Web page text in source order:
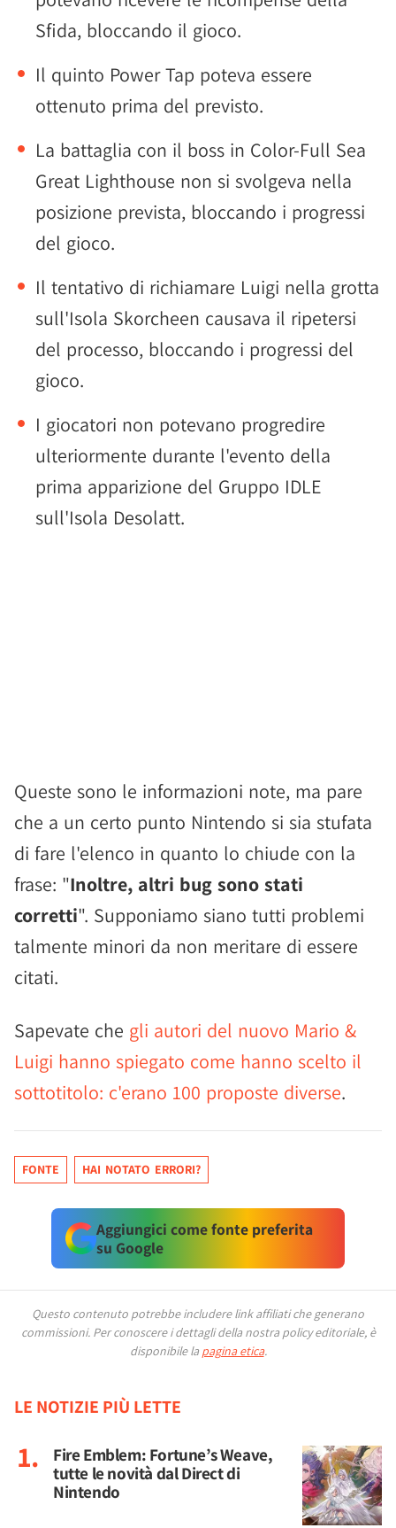
Sfida, bloccando il gioco.
Il quinto Power Tap poteva essere
ottenuto prima del previsto.
La battaglia con il boss in Color-Full Sea
Great Lighthouse non si svolgeva nella
posizione prevista, bloccando i progressi
del gioco.
Il tentativo di richiamare Luigi nella grotta
sull'Isola Skorcheen causava il ripetersi
del processo, bloccando i progressi del
gioco.
I giocatori non potevano progredire
ulteriormente durante l'evento della
prima apparizione del Gruppo IDLE
sull'Isola Desolatt.
Queste sono le informazioni note, ma pare
che a un certo punto Nintendo si sia stufata
di fare l'elenco in quanto lo chiude con la
frase: "Inoltre, altri bug sono stati
corretti". Supponiamo siano tutti problemi
talmente minori da non meritare di essere
citati.
Sapevate che gli autori del nuovo Mario &
Luigi hanno spiegato come hanno scelto il
sottotitolo: c'erano 100 proposte diverse.
FONTE HAI NOTATO ERRORI?
Aggiungici come fonte preferita
su Google
Questo contenuto potrebbe includere link affiliati che generano
commissioni. Per conoscere i dettagli della nostra policy editoriale, è
disponibile la pagina etica.
LE NOTIZIE PIÙ LETTE
Fire Emblem: Fortune’s Weave,
tutte le novità dal Direct di
Nintendo